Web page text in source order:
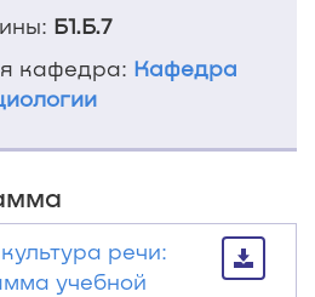
Б1.Б.7
кафедра: Кафедра
речи:
учебной